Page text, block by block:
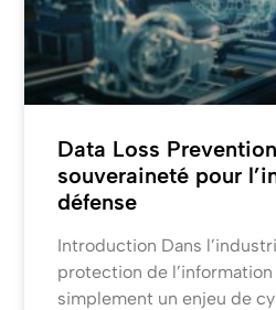
Data Loss
souveraineté pour
défense
Introduction Dans
protection de l’information
simplement un enjeu de